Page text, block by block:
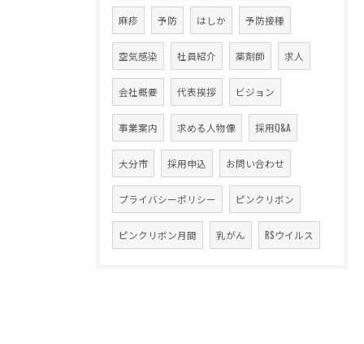
麻疹 予防 はしか 予防接種
空気感染 社員紹介 薬剤師 求人
会社概要 代表挨拶 ビジョン
事業案内 求める人物像 採用Q&A
大分市 採用申込 お問い合わせ
プライバシーポリシー ピンクリボン
ピンクリボン月間 乳がん RSウイルス